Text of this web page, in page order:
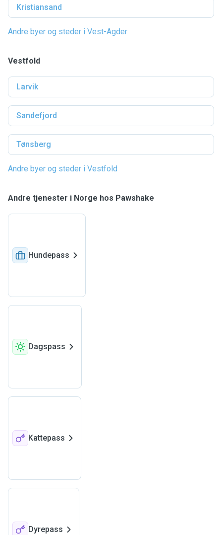
Kristiansand
Andre byer og steder i Vest-Agder
Vestfold
Larvik
Sandefjord
Tønsberg
Andre byer og steder i Vestfold
Andre tjenester i Norge hos Pawshake
Hundepass
Dagspass
Kattepass
Dyrepass